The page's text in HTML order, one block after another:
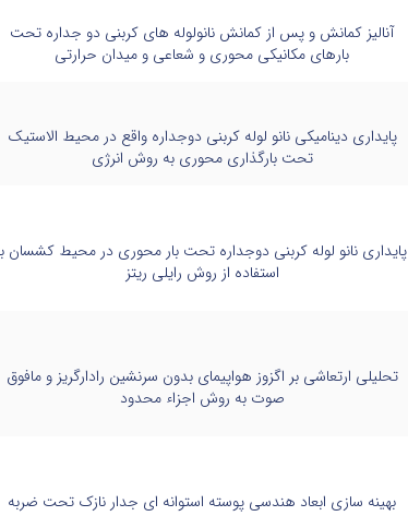
آنالیز کمانش و پس از کمانش نانولوله های کربنی دو جداره تحت
بارهای مکانیکی محوری و شعاعی و میدان حرارتی
پایداری دینامیکی نانو لوله کربنی دوجداره واقع در محیط الاستیک
تحت بارگذاری محوری به روش انرژی
پایداری نانو لوله کربنی دوجداره تحت بار محوری در محیط کشسان
استفاده از روش رایلی ریتز
تحلیلی ارتعاشی بر اگزوز هواپیمای بدون سرنشین رادارگریز و مافوق
صوت به روش اجزاء محدود
بهینه سازی ابعاد هندسی پوسته استوانه ای جدار نازک تحت ضربه